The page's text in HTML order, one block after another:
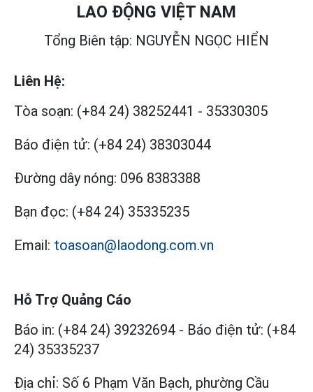
LAO ĐỘNG VIỆT NAM
Tổng Biên tập: NGUYỄN NGỌC HIỂN
Liên Hệ:
Tòa soạn: (+84 24) 38252441 - 35330305
Báo điện tử: (+84 24) 38303044
Đường dây nóng: 096 8383388
Bạn đọc: (+84 24) 35335235
Email: toasoan@laodong.com.vn
Hỗ Trợ Quảng Cáo
Báo in: (+84 24) 39232694 - Báo điện tử: (+84
24) 35335237
Địa chỉ: Số 6 Phạm Văn Bạch, phường Cầu